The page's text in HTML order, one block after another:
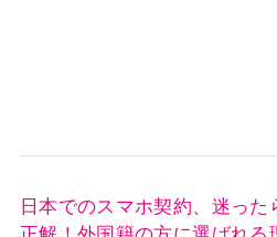
日本でのスマホ契約、迷っ